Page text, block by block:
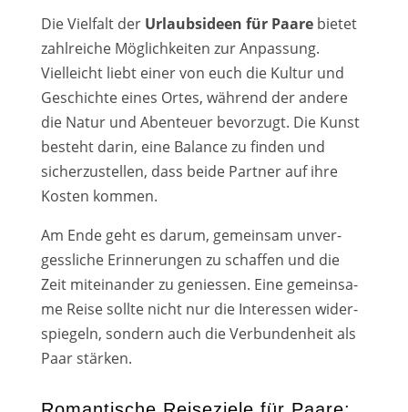
Die Vielfalt derUrlaubsideen für Paarebie­tet
zahl­rei­che Möglichkeiten zur Anpassung.
Vielleicht liebt einer von euch die Kultur und
Geschichte eines Ortes, wäh­rend der ande­re
die Natur und Abenteuer bevor­zugt. Die Kunst
besteht dar­in, eine Balance zu fin­den und
sicher­zu­stel­len, dass bei­de Partner auf ihre
Kosten kom­men.
Am Ende geht es dar­um, gemein­sam unver­
gess­li­che Erinnerungen zu schaf­fen und die
Zeit mit­ein­an­der zu genies­sen. Eine gemein­sa­
me Reise soll­te nicht nur die Interessen wider­
spie­geln, son­dern auch die Verbundenheit als
Paar stär­ken.